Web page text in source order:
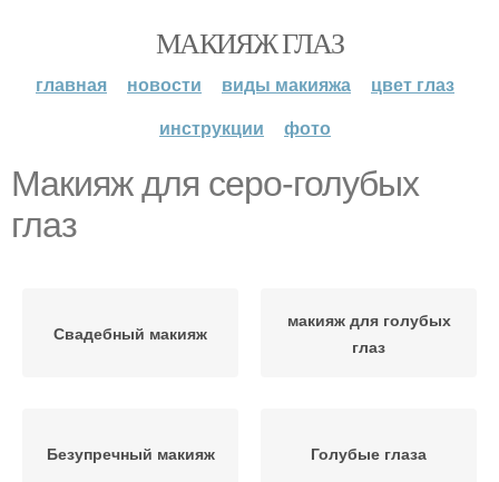
МАКИЯЖ ГЛАЗ
главная новости виды макияжа
цвет глаз
инструкции
фото
Макияж для серо-голубых
глаз
Свадебный макияж
макияж для голубых
глаз
Безупречный макияж Голубые глаза